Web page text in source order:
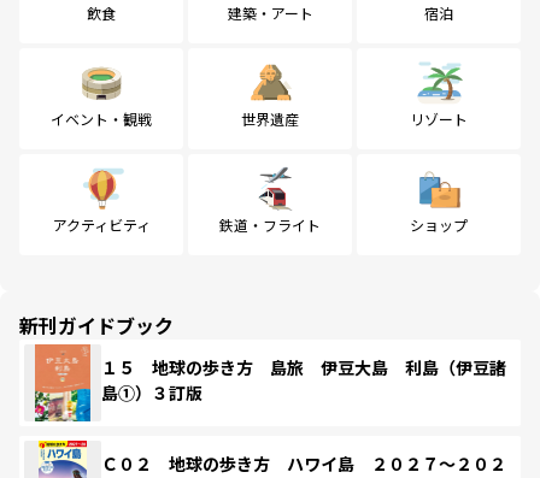
飲食 建築・アート 宿泊
イベント・観戦 世界遺産 リゾート
アクティビティ 鉄道・フライト ショップ
新刊ガイドブック
１５ 地球の歩き方 島旅 伊豆大島 利島（伊豆諸
島①）３訂版
Ｃ０２ 地球の歩き方 ハワイ島 ２０２７～２０２